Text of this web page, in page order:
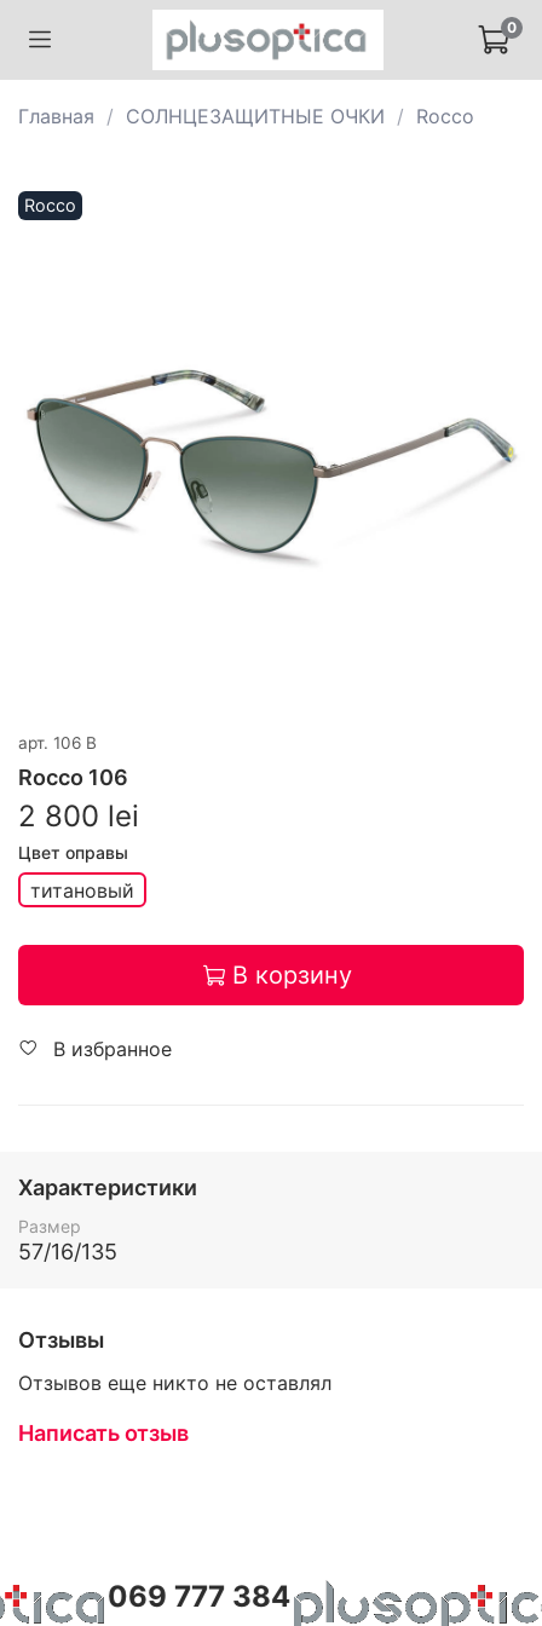
0
Главная СОЛНЦЕЗАЩИТНЫЕ ОЧКИ Rocco
Rocco
арт. 106 B
Rocco 106
2 800 lei
Цвет оправы
титановый
В корзину
В избранное
Характеристики
Размер
57/16/135
Отзывы
Отзывов еще никто не оставлял
Написать отзыв
069 777 384